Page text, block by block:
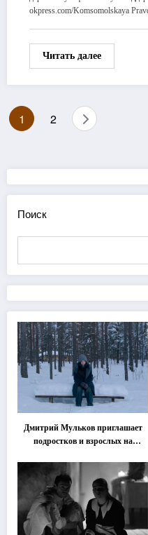
okpress.com/Komsomolskaya
Читать далее
Пагинация
1 2
Поиск
Дмитрий Мульков приглашает
подростков и взрослых на